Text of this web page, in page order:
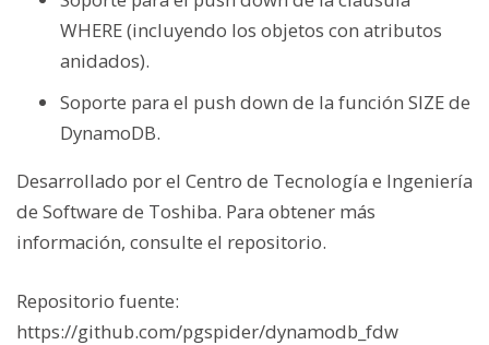
WHERE (incluyendo los objetos con atributos
anidados).
Soporte para el push down de la función SIZE de
DynamoDB.
Desarrollado por el Centro de Tecnología e Ingeniería
de Software de Toshiba. Para obtener más
información, consulte el repositorio.
Repositorio fuente:
https://github.com/pgspider/dynamodb_fdw